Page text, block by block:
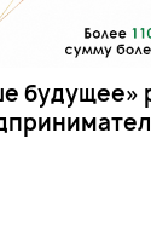
будущее»